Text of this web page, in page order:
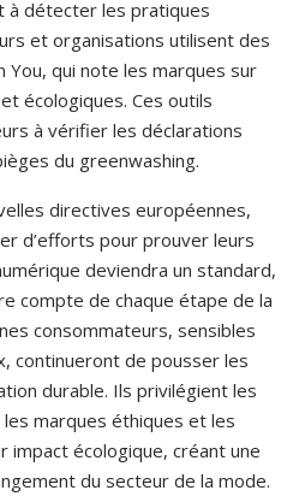
à détecter les pratiques
et organisations utilisent des
qui note les marques sur
écologiques. Ces outils
à vérifier les déclarations
du greenwashing.
directives européennes,
d’efforts pour prouver leurs
deviendra un standard,
compte de chaque étape de la
consommateurs, sensibles
continueront de pousser les
durable. Ils privilégient les
marques éthiques et les
écologique, créant une
du secteur de la mode.